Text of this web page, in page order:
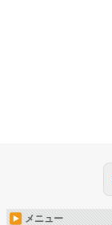
メニュー